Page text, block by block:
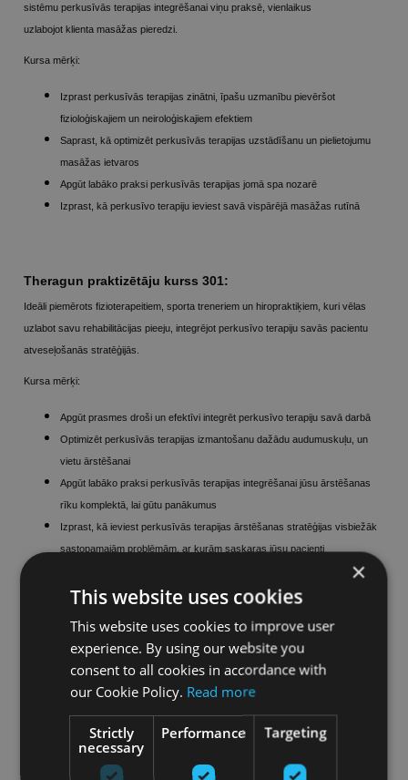
sistēmu perkusīvās terapijas integrēšanai viņu praksē, vienlaikus
uzlabojot klienta masāžas pieredzi.
Kursa mērķi:
Izprast perkusīvās terapijas zinātni, īpašu uzmanību pievēršot
fizioloģiskajiem un neiroloģiskajiem efektiem
Saprast, kā optimizēt perkusīvās terapijas uzstādīšanu un pielietojumu
masāžas ietvaros
Apgūt labāko praksi perkusīvās terapijas jomā spa nozarē
Izprast, kā perkusīvo terapiju ieviest savā vispārējā masāžas rutīnā
Theragun praktizētāju kurss 301:
Ideāli piemērots fizioterapeitiem, sporta treneriem un hiropraktiķiem, kuri vēlas
uzlabot savu rehabilitācijas pieeju, integrējot perkusīvo terapiju savās pacientu
atveseļošanās stratēģijās.
Kursa mērķi:
Apgūt prasmes droši un efektīvi integrēt perkusīvo terapiju savā darbā
Optimizēt perkusīvās terapijas izmantošanu dažādu audumuskuļu, un
vietu ārstēšanai
Apgūt labāko praksi perkusīvās terapijas integrēšanai jūsu ārstēšanas
rīku komplektā, lai gūtu panākumus
Izprast, kā ieviest perkusīvās terapijas ārstēšanas stratēģijas visbiežāk
sastopamajām problēmām, ar kurām saskaras jūsu pacienti
TIEŠSAISTĒ PIEEJAMI KURSI:
×
This website uses cookies
This website uses cookies to improve user
experience. By using our website you
consent to all cookies in accordance with
our Cookie Policy. Read more
Strictly
necessary
Performance Targeting